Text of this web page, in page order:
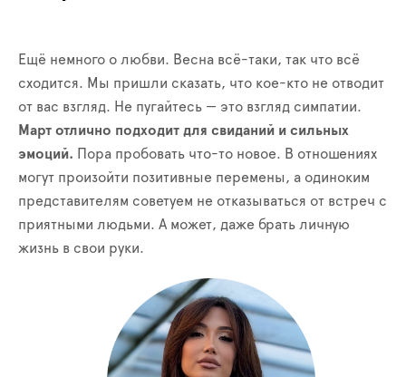
Ещё немного о любви. Весна всё-таки, так что всё
сходится. Мы пришли сказать, что кое-кто не отводит
от вас взгляд. Не пугайтесь — это взгляд симпатии.
Март отлично подходит для свиданий и сильных
эмоций. Пора пробовать что-то новое. В отношениях
могут произойти позитивные перемены, а одиноким
представителям советуем не отказываться от встреч с
приятными людьми. А может, даже брать личную
жизнь в свои руки.